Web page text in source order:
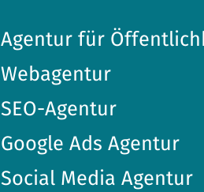
Agentur für
Webagentur
SEO-Agentur
Google Ads Agentur
Social Media Agentur